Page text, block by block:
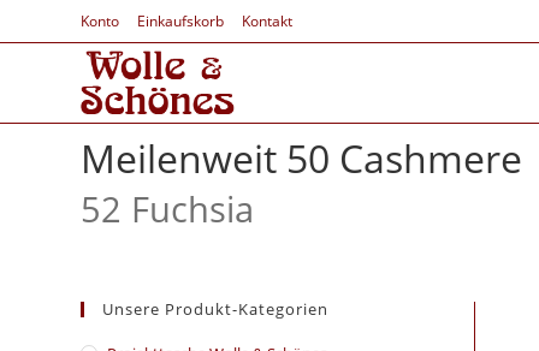
Konto Einkaufskorb Kontakt
Meilenweit 50 Cashmere
52 Fuchsia
Unsere Produkt-Kategorien